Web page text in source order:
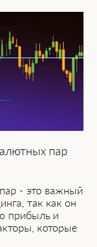
пар
- это важный
так как о͏н
прибыль и
кот͏орые